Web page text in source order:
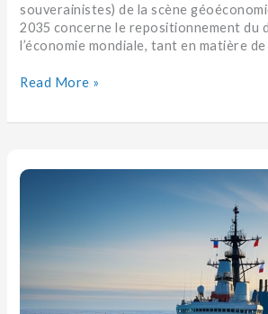
souverainistes) de la scène
2035 concerne le repositionnement du
l’économie mondiale, tant en matière de
Read More »
géopolitique
arctiques